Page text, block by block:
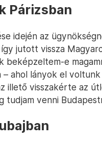
Párizsban
idején az
jutott vissza
beképzeltem-e
ahol lányok el
illető visszakérte az
venni